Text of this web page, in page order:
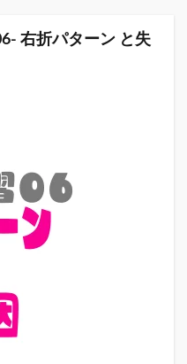
右折パターン と失